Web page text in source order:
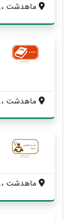
ماهدشت ، بلوار امام ، کوچه شکوفه ، پلاک 239
ماهدشت ، ميدان آزادگان ، خیابان شهيد بهشتي ، بلوار بسيج
ماهدشت ، خيابان سرداران